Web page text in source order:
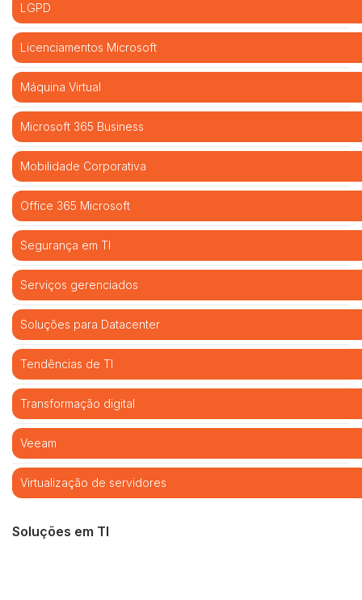
LGPD
Licenciamentos Microsoft
Máquina Virtual
Microsoft 365 Business
Mobilidade Corporativa
Office 365 Microsoft
Segurança em TI
Serviços gerenciados
Soluções para Datacenter
Tendências de TI
Transformação digital
Veeam
Virtualização de servidores
Soluções em TI